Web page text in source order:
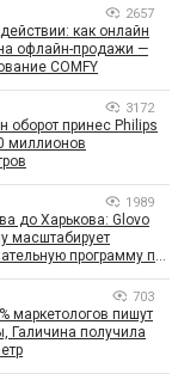
2657
действии: как онлайн
офлайн-продажи —
COMFY
3172
оборот принес Philips
миллионов
1989
до Харькова: Glovo
масштабирует
программу по
703
маркетологов пишут
Галичина получила